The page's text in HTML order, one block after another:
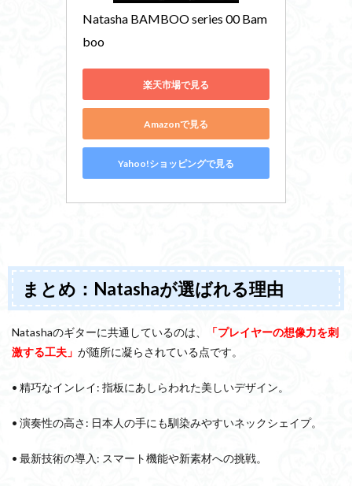
Natasha BAMBOO series 00 Bam
boo
楽天市場で見る
Amazonで見る
Yahoo!ショッピングで見る
まとめ：Natashaが選ばれる理由
Natashaのギターに共通しているのは、
「プレイヤーの想像力を刺
激する工夫」 が随所に凝らされている点です。
• 精巧なインレイ: 指板にあしらわれた美しいデザイン。
• 演奏性の高さ: 日本人の手にも馴染みやすいネックシェイプ。
• 最新技術の導入: スマート機能や新素材への挑戦。